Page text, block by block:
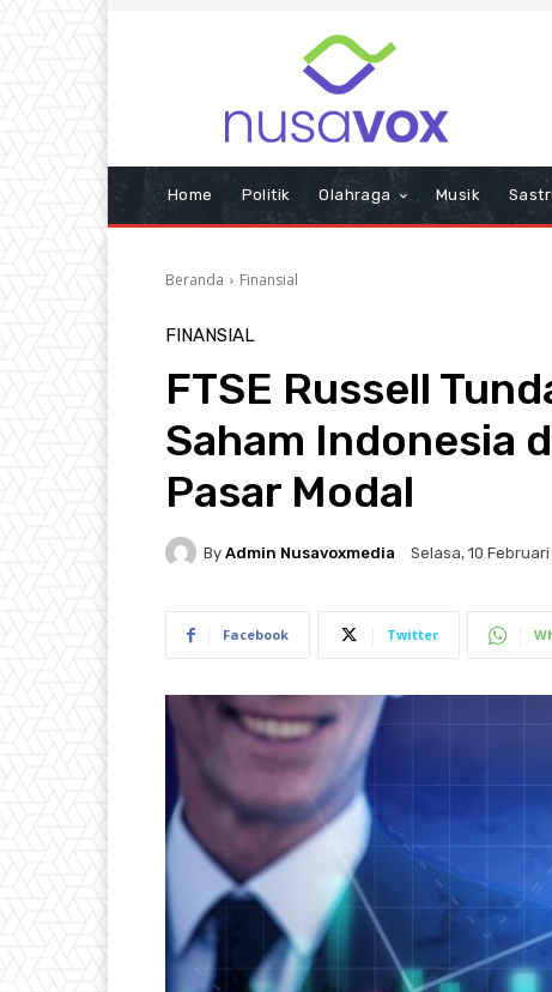
Home Politik Olahraga Musik
Beranda Finansial
FINANSIAL
FTSE Russell
Saham Indonesia
Pasar Modal
By Admin Nusavoxmedia Selasa, 10 Februari
Facebook Twitter